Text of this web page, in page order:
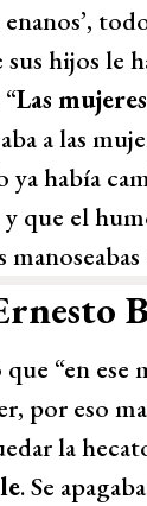
hijos le
Las
a las
ya había
que el
“en ese
por eso
la
. Se